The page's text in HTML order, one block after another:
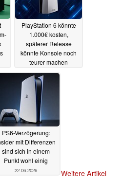
PlayStation 6 könnte
1.000€ kosten,
späterer Release
könnte Konsole noch
teurer machen
28.06.2026
PS6-Verzögerung:
mit Differenzen
sind sich in einem
Punkt wohl einig
22.06.2026
Weitere Artikel